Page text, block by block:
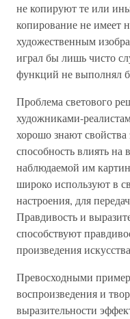
не копируют те или
копирование не имеет
художественным
играл бы лишь чисто
функций не выполнял
Проблема светового
художниками-
хорошо знают
способность влиять на
наблюдаемой им
широко используют в
настроения, для
Правдивость и
способствуют
произведения
Превосходными
воспроизведения и
выразительности